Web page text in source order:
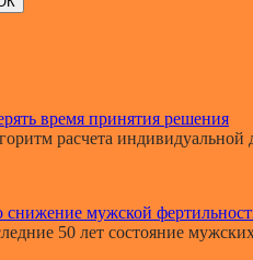
время принятия решения
расчета индивидуальной
снижение мужской
50 лет состояние